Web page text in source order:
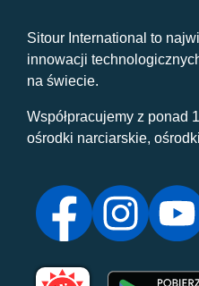
Sitour International to
innowacji
na świecie.
Współpracujemy z ponad
ośrodki narciarskie,